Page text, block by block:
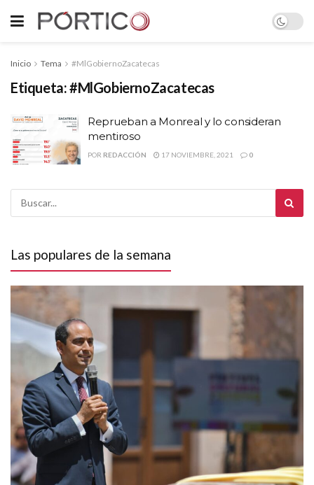
Inicio Tema #MlGobiernoZacatecas
Etiqueta:#MlGobiernoZacatecas
Reprueban a Monreal y lo consideran
mentiroso
POR REDACCIÓN 17 NOVIEMBRE, 2021 0
Las populares de la semana